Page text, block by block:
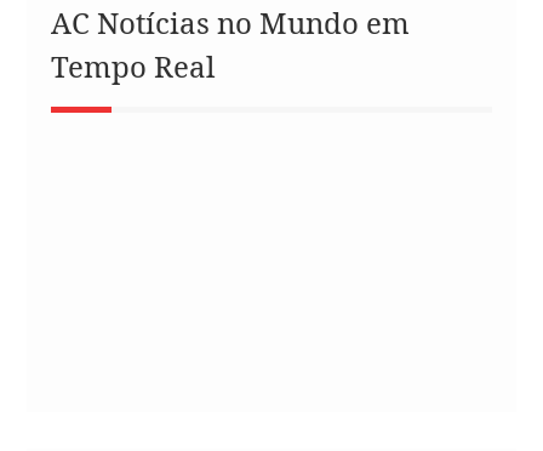
AC Notícias no Mundo em
Tempo Real